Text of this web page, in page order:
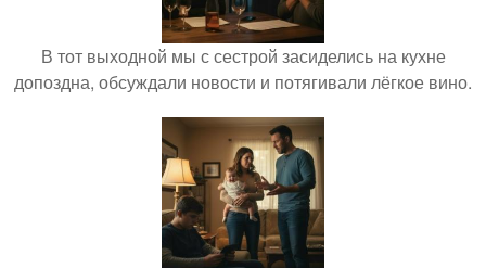
В тот выходной мы с сестрой засиделись на кухне
допоздна, обсуждали новости и потягивали лёгкое вино.